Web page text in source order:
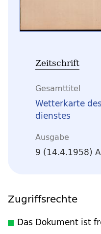
Zeitschrift
Gesamttitel
Wetterkarte
dienstes
Ausgabe
9 (14.4.1958)
Zugriffsrechte
Das Dokument ist